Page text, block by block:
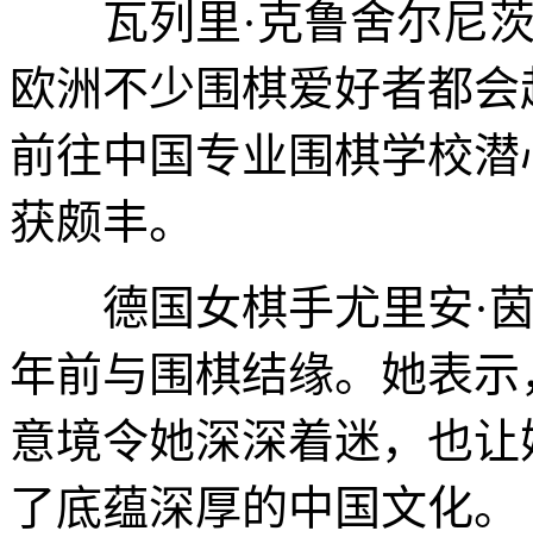
瓦列里·克鲁舍尔尼茨
欧洲不少围棋爱好者都
前往中国专业围棋学校
获颇丰。
德国女棋手尤里安·茵
年前与围棋结缘。她表
意境令她深深着迷，也
了底蕴深厚的中国文化。